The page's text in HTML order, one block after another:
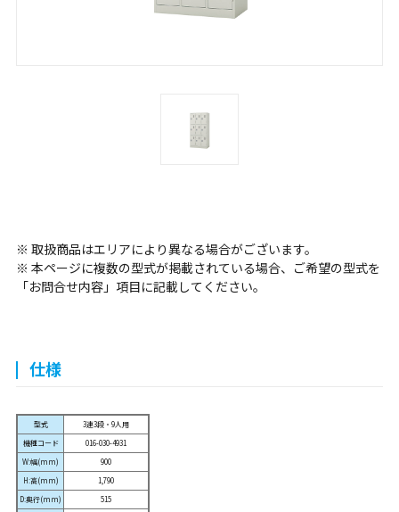
※ 取扱商品はエリアにより異なる場合がございます。
※ 本ページに複数の型式が掲載されている場合、ご希望の型式を
「お問合せ内容」項目に記載してください。
仕様
型式
3連3段・9人用
機種コード
016-030-4931
W:幅(mm)
900
H:高(mm)
1,790
D:奥行(mm)
515